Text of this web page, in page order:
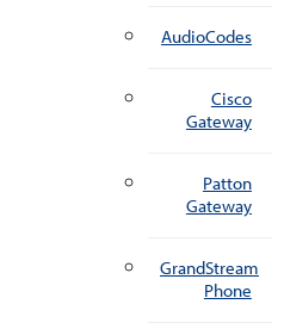
AudioCodes
Cisco
Gateway
Patton
Gateway
GrandStream
Phone